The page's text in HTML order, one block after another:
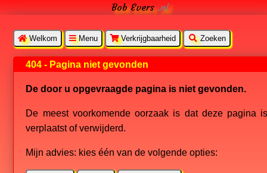
Bob Evers.nl
Welkom Menu Verkrijgbaarheid Zoeken
404 - Pagina niet gevonden
De door u opgevraagde pagina is niet gevonden.
De meest voorkomende oorzaak is dat deze pagina
verplaatst of verwijderd.
Mijn advies: kies één van de volgende opties: